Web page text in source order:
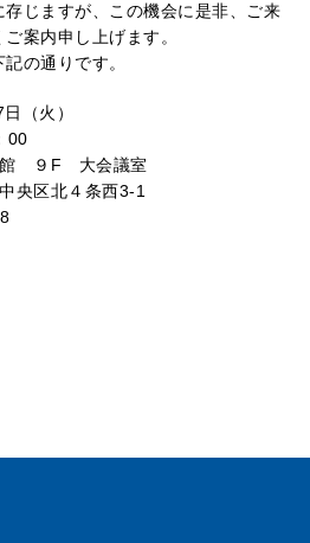
じますが、この機会に是非、ご来
案内申し上げます。
の通りです。
（火）
00
館 ９F 大会議室
区北４条西3-1